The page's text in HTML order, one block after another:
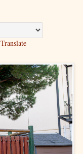
Translate